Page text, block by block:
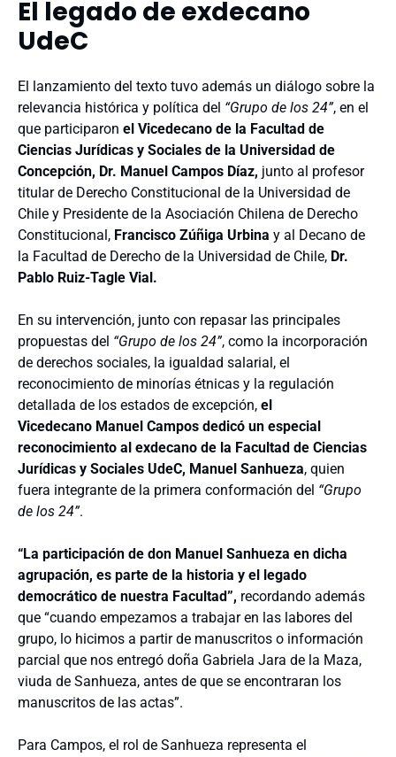
El legado de exdecano
UdeC
El lanzamiento del texto tuvo además un diálogo sobre la
relevancia histórica y política del “Grupo de los 24”, en el
que participaron el Vicedecano de la Facultad de
Ciencias Jurídicas y Sociales de la Universidad de
Concepción, Dr. Manuel Campos Díaz, junto al profesor
titular de Derecho Constitucional de la Universidad de
Chile y Presidente de la Asociación Chilena de Derecho
Constitucional, Francisco Zúñiga Urbina y al Decano de
la Facultad de Derecho de la Universidad de Chile, Dr.
Pablo Ruiz-Tagle Vial.
En su intervención, junto con repasar las principales
propuestas del “Grupo de los 24”, como la incorporación
de derechos sociales, la igualdad salarial, el
reconocimiento de minorías étnicas y la regulación
detallada de los estados de excepción, el
Vicedecano Manuel Campos dedicó un especial
reconocimiento al exdecano de la Facultad de Ciencias
Jurídicas y Sociales UdeC, Manuel Sanhueza, quien
fuera integrante de la primera conformación del “Grupo
de los 24”.
“La participación de don Manuel Sanhueza en dicha
agrupación, es parte de la historia y el legado
democrático de nuestra Facultad”, recordando además
que “cuando empezamos a trabajar en las labores del
grupo, lo hicimos a partir de manuscritos o información
parcial que nos entregó doña Gabriela Jara de la Maza,
viuda de Sanhueza, antes de que se encontraran los
manuscritos de las actas”.
Para Campos, el rol de Sanhueza representa el